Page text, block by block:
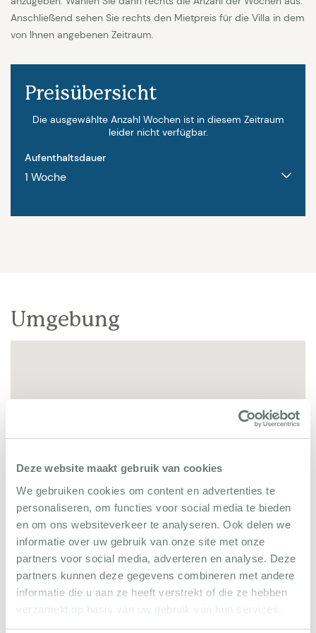
Deze website maakt gebruik van cookies
We gebruiken cookies om content en advertenties te
personaliseren, om functies voor social media te bieden
en om ons websiteverkeer te analyseren. Ook delen we
informatie over uw gebruik van onze site met onze
partners voor social media, adverteren en analyse. Deze
partners kunnen deze gegevens combineren met andere
informatie die u aan ze heeft verstrekt of die ze hebben
verzameld op basis van uw gebruik van hun services.
Anschließend sehen Sie rechts den Mietpreis für die Villa in dem
von Ihnen angebenen Zeitraum.
Preisübersicht
Die ausgewählte Anzahl Wochen ist in diesem Zeitraum
leider nicht verfügbar.
Aufenthaltsdauer
Umgebung
Plan de la Tour ist ein kleiner, gemütlicher und
authentischer Ort der von Weinbergen und Pinien-
und Eichenwäldern umgeben ist. Es gibt mehrere
gute Restaurants und Weinbauern. In der Nähe kann
man wunderschöne Aussichten über die Hügel und
Weinberge genießen. Und trotzdem befinden sich